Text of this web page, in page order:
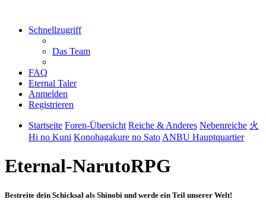
Schnellzugriff
Das Team
FAQ
Eternal Taler
Anmelden
Registrieren
Startseite Foren-Übersicht Reiche & Anderes Nebenreiche 火
Hi no Kuni Konohagakure no Sato ANBU Hauptquartier
Eternal-NarutoRPG
Bestreite dein Schicksal als Shinobi und werde ein Teil unserer Welt!